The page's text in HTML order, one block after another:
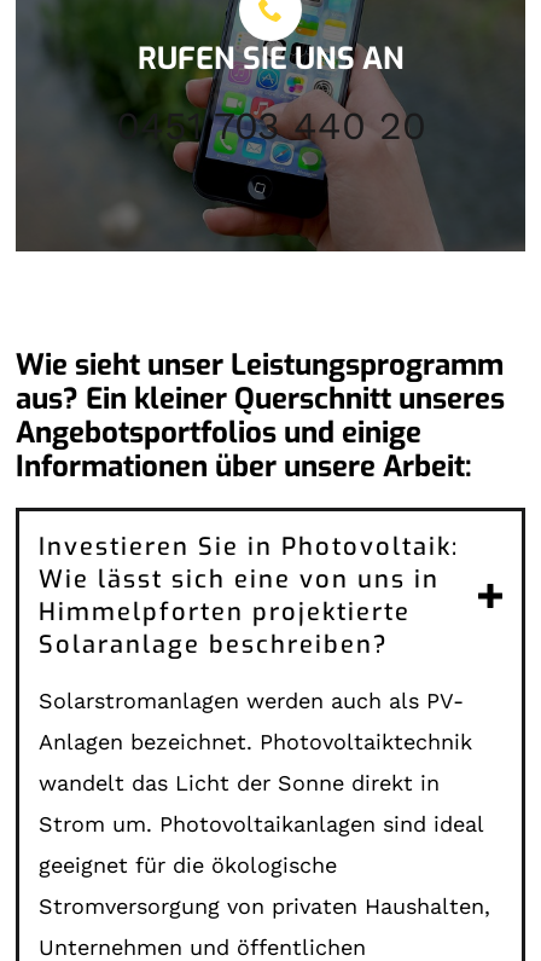
RUFEN SIE UNS AN
0451 703 440 20
Wie sieht unser Leistungsprogramm
aus? Ein kleiner Querschnitt unseres
Angebotsportfolios und einige
Informationen über unsere Arbeit:
Investieren Sie in Photovoltaik:
Wie lässt sich eine von uns in
Himmelpforten projektierte
Solaranlage beschreiben?
Solarstromanlagen werden auch als PV-
Anlagen bezeichnet. Photovoltaiktechnik
wandelt das Licht der Sonne direkt in
Strom um. Photovoltaikanlagen sind ideal
geeignet für die ökologische
Stromversorgung von privaten Haushalten,
Unternehmen und öffentlichen